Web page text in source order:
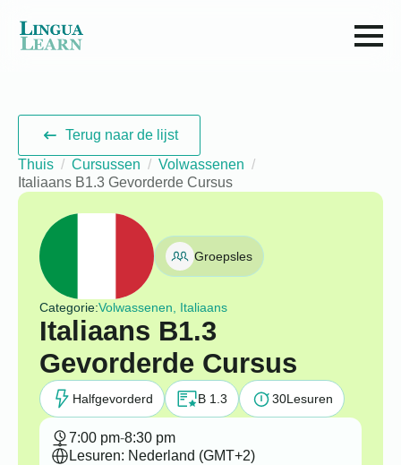
Terug naar de lijst
Thuis
Cursussen
Volwassenen
Italiaans B1.3 Gevorderde Cursus
Groepsles
Categorie:Volwassenen, Italiaans
Italiaans B1.3
Gevorderde Cursus
Halfgevorderd B 1.3 30Lesuren
7:00 pm-8:30 pm
Lesuren: Nederland (GMT+2)